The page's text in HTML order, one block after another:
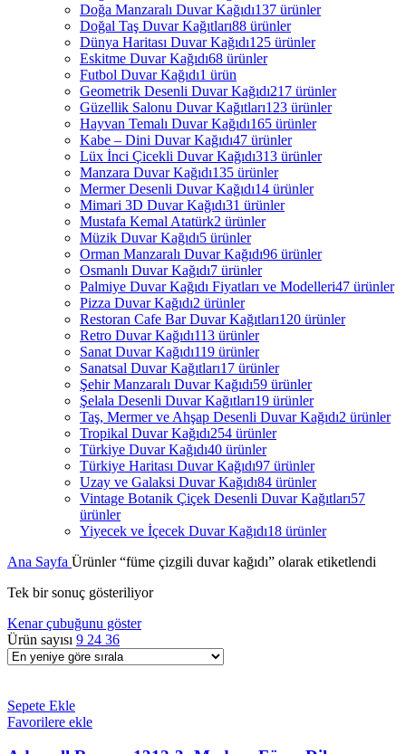
Doğa Manzaralı Duvar Kağıdı137 ürünler
Doğal Taş Duvar Kağıtları88 ürünler
Dünya Haritası Duvar Kağıdı125 ürünler
Eskitme Duvar Kağıdı68 ürünler
Futbol Duvar Kağıdı1 ürün
Geometrik Desenli Duvar Kağıdı217 ürünler
Güzellik Salonu Duvar Kağıtları123 ürünler
Hayvan Temalı Duvar Kağıdı165 ürünler
Kabe – Dini Duvar Kağıdı47 ürünler
Lüx İnci Çicekli Duvar Kağıdı313 ürünler
Manzara Duvar Kağıdı135 ürünler
Mermer Desenli Duvar Kağıdı14 ürünler
Mimari 3D Duvar Kağıdı31 ürünler
Mustafa Kemal Atatürk2 ürünler
Müzik Duvar Kağıdı5 ürünler
Orman Manzaralı Duvar Kağıdı96 ürünler
Osmanlı Duvar Kağıdı7 ürünler
Palmiye Duvar Kağıdı Fiyatları ve Modelleri47 ürünler
Pizza Duvar Kağıdı2 ürünler
Restoran Cafe Bar Duvar Kağıtları120 ürünler
Retro Duvar Kağıdı113 ürünler
Sanat Duvar Kağıdı119 ürünler
Sanatsal Duvar Kağıtları17 ürünler
Şehir Manzaralı Duvar Kağıdı59 ürünler
Şelala Desenli Duvar Kağıtları19 ürünler
Taş, Mermer ve Ahşap Desenli Duvar Kağıdı2 ürünler
Tropikal Duvar Kağıdı254 ürünler
Türkiye Duvar Kağıdı40 ürünler
Türkiye Haritası Duvar Kağıdı97 ürünler
Uzay ve Galaksi Duvar Kağıdı84 ürünler
Vintage Botanik Çiçek Desenli Duvar Kağıtları57
ürünler
Yiyecek ve İçecek Duvar Kağıdı18 ürünler
Ana Sayfa Ürünler “füme çizgili duvar kağıdı” olarak etiketlendi
Tek bir sonuç gösteriliyor
Kenar çubuğunu göster
Ürün sayısı 9 24 36
Sepete Ekle
Favorilere ekle